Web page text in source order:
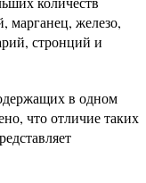
марганец, железо,
стронций и
в одном
что отличие таких